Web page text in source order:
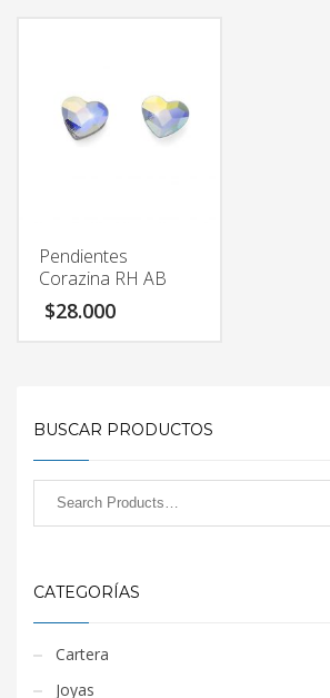
Pendientes
Corazina RH AB
$28.000
BUSCAR PRODUCTOS
CATEGORÍAS
Cartera
Joyas